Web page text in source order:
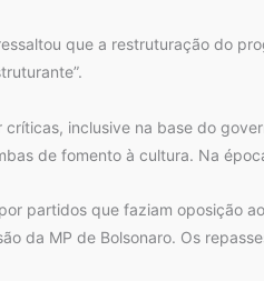
que a restruturação do
inclusive na base do
de fomento à cultura. Na
partidos que faziam oposição
da MP de Bolsonaro. Os